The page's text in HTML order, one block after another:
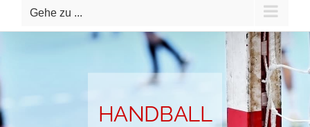
Gehe zu ...
HANDBALL